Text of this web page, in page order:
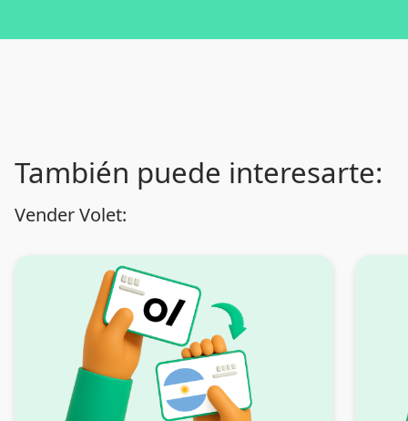
También puede interesarte:
Vender Volet: